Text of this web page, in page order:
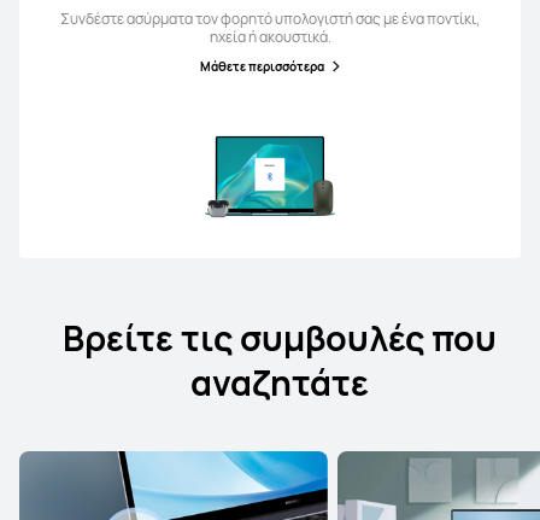
Συνδέστε ασύρματα τον φορητό υπολογιστή σας με ένα ποντίκι,
ηχεία ή ακουστικά.
Μάθετε περισσότερα
Βρείτε τις συμβουλές που
αναζητάτε